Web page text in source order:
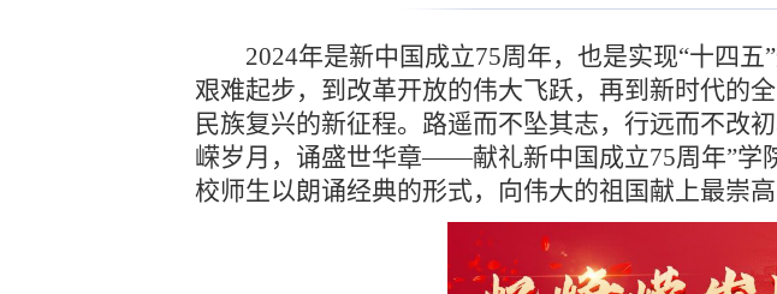
2024年是新中国成立75周年，也是实现“十四五
艰难起步，到改革开放的伟大飞跃，再到新时代的
民族复兴的新征程。路遥而不坠其志，行远而不改
嵘岁月，诵盛世华章——献礼新中国成立75周年”学
校师生以朗诵经典的形式，向伟大的祖国献上最崇